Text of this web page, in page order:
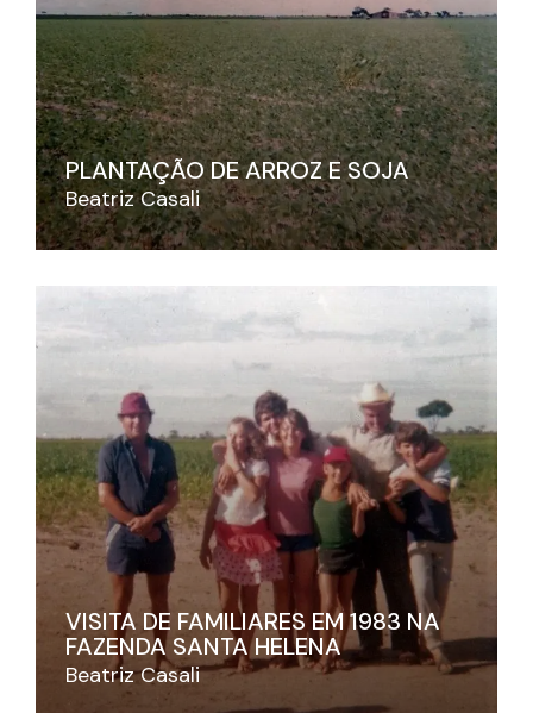
PLANTAÇÃO DE ARROZ E SOJA
Beatriz Casali
VISITA DE FAMILIARES EM 1983 NA
FAZENDA SANTA HELENA
Beatriz Casali